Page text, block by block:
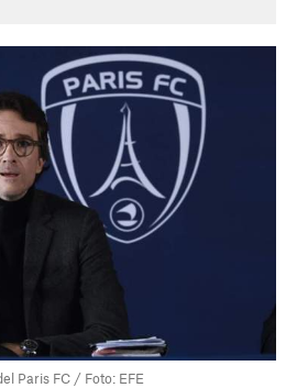
Paris FC / Foto: EFE